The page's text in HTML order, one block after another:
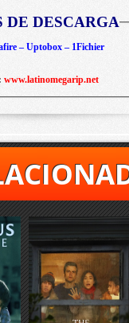
DE DESCARGA
– Uptobox – 1Fichier
www.latinomegarip.net